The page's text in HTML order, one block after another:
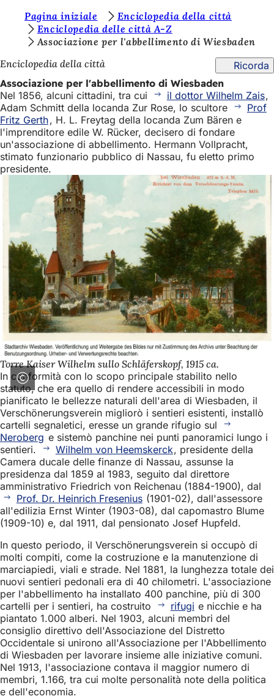
Vai al contenuto
e
t
e
q
u
i
:
Pagina iniziale
Enciclopedia della città
Enciclopedia delle città A-Z
Associazione per l'abbellimento di Wiesbaden
Enciclopedia della città
Ricorda
Associazione per l'abbellimento di Wiesbaden
Nel 1856, alcuni cittadini, tra cui
il dottor Wilhelm Zais,
Adam Schmitt della locanda Zur Rose, lo scultore
Prof
Fritz Gerth, H. L. Freytag della locanda Zum Bären e
l'imprenditore edile W. Rücker, decisero di fondare
un'associazione di abbellimento. Hermann Vollpracht,
stimato funzionario pubblico di Nassau, fu eletto primo
presidente.
Torre Kaiser Wilhelm sullo Schläferskopf, 1915 ca.
In conformità con lo scopo principale stabilito nello
statuto, che era quello di rendere accessibili in modo
pianificato le bellezze naturali dell'area di Wiesbaden, il
Verschönerungsverein migliorò i sentieri esistenti, installò
cartelli segnaletici, eresse un grande rifugio sul
Neroberg e sistemò panchine nei punti panoramici lungo i
sentieri.
Wilhelm von Heemskerck, presidente della
Camera ducale delle finanze di Nassau, assunse la
presidenza dal 1859 al 1983, seguito dal direttore
amministrativo Friedrich von Reichenau (1884-1900), dal
Prof. Dr. Heinrich Fresenius (1901-02), dall'assessore
all'edilizia Ernst Winter (1903-08), dal capomastro Blume
(1909-10) e, dal 1911, dal pensionato Josef Hupfeld.
In questo periodo, il Verschönerungsverein si occupò di
molti compiti, come la costruzione e la manutenzione di
marciapiedi, viali e strade. Nel 1881, la lunghezza totale dei
nuovi sentieri pedonali era di 40 chilometri. L'associazione
per l'abbellimento ha installato 400 panchine, più di 300
cartelli per i sentieri, ha costruito
rifugi e nicchie e ha
piantato 1.000 alberi. Nel 1903, alcuni membri del
consiglio direttivo dell'Associazione del Distretto
Occidentale si unirono all'Associazione per l'Abbellimento
di Wiesbaden per lavorare insieme alle iniziative comuni.
Nel 1913, l'associazione contava il maggior numero di
membri, 1.166, tra cui molte personalità note della politica
e dell'economia.